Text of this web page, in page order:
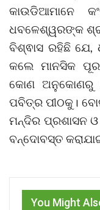
କାଉଡିଆମାନେ
ଧବଳେଶ୍ୱରଙ୍କ
ବିଶ୍ଵାସ ରହିଛି
କଲେ ମାନସିକ
କୋଣ ଅନୁକୋଣରୁ
ପବିତ୍ର ପୀଠକୁ।
ମନ୍ଦିର ପ୍ରଶାସନ
ବନ୍ଦୋବସ୍ତ
You Might